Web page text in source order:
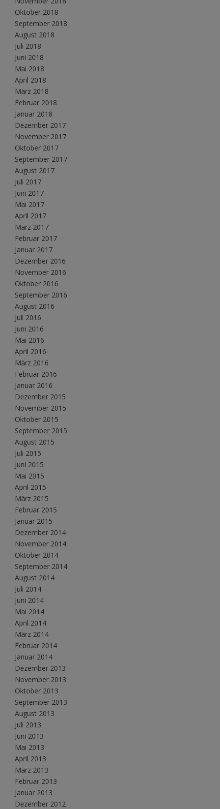
Oktober 2018
September 2018
August 2018
Juli 2018
Juni 2018
Mai 2018
April 2018
März 2018
Februar 2018
Januar 2018
Dezember 2017
November 2017
Oktober 2017
September 2017
August 2017
Juli 2017
Juni 2017
Mai 2017
April 2017
März 2017
Februar 2017
Januar 2017
Dezember 2016
November 2016
Oktober 2016
September 2016
August 2016
Juli 2016
Juni 2016
Mai 2016
April 2016
März 2016
Februar 2016
Januar 2016
Dezember 2015
November 2015
Oktober 2015
September 2015
August 2015
Juli 2015
Juni 2015
Mai 2015
April 2015
März 2015
Februar 2015
Januar 2015
Dezember 2014
November 2014
Oktober 2014
September 2014
August 2014
Juli 2014
Juni 2014
Mai 2014
April 2014
März 2014
Februar 2014
Januar 2014
Dezember 2013
November 2013
Oktober 2013
September 2013
August 2013
Juli 2013
Juni 2013
Mai 2013
April 2013
März 2013
Februar 2013
Januar 2013
Dezember 2012